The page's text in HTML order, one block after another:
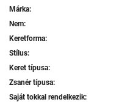
Márka:
Nem:
Keretforma:
Stílus:
Keret típusa:
Zsanér típusa:
Saját tokkal rendelkezik: